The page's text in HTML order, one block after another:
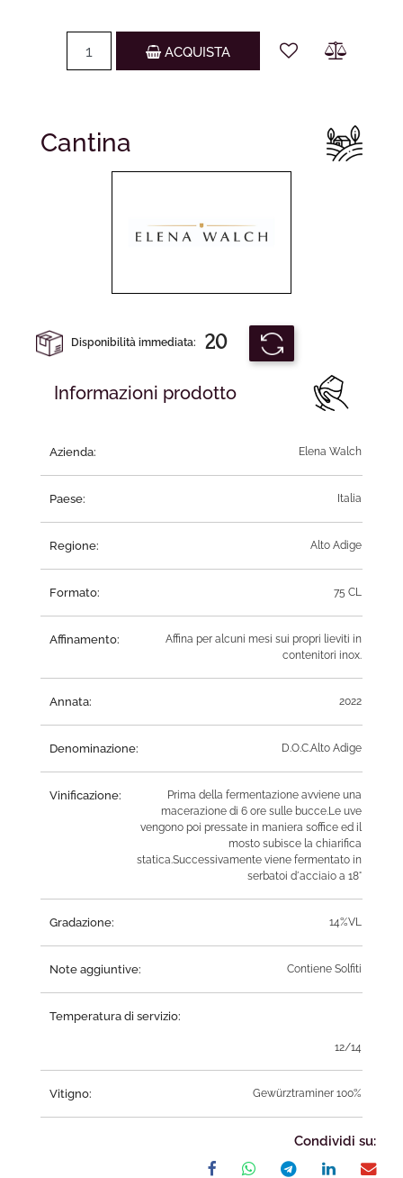
ACQUISTA
Cantina
Disponibilità immediata: 20
Informazioni prodotto
Azienda: Elena Walch
Paese: Italia
Regione: Alto Adige
Formato: 75 CL
Affinamento:
Affina per alcuni mesi sui propri lieviti in
contenitori inox.
Annata: 2022
Denominazione: D.O.C.Alto Adige
Vinificazione:
Prima della fermentazione avviene una
macerazione di 6 ore sulle bucce.Le uve
vengono poi pressate in maniera soffice ed il
mosto subisce la chiarifica
statica.Successivamente viene fermentato in
serbatoi d´acciaio a 18°
Gradazione: 14%VL
Note aggiuntive: Contiene Solfiti
Temperatura di servizio:
12/14
Vitigno: Gewürztraminer 100%
Condividi su: